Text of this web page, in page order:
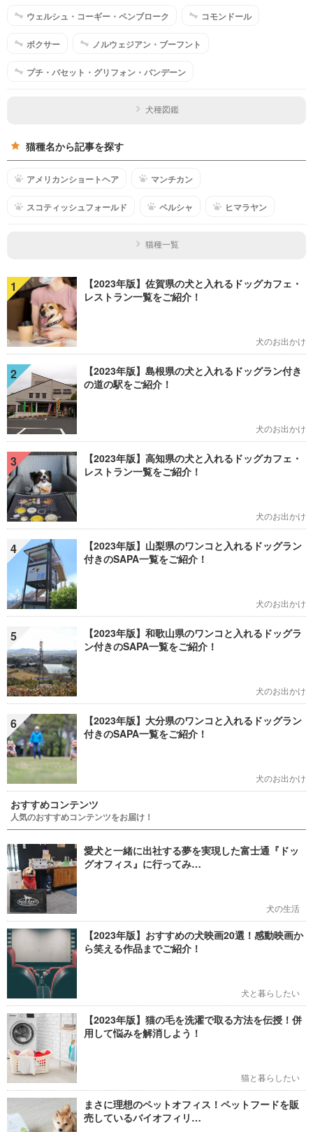
ウェルシュ・コーギー・ペンブローク コモンドール
ボクサー ノルウェジアン・ブーフント
プチ・バセット・グリフォン・バンデーン
犬種図鑑
猫種名から記事を探す
アメリカンショートヘア マンチカン
スコティッシュフォールド ペルシャ ヒマラヤン
猫種一覧
1
【2023年版】佐賀県の犬と入れるドッグカフェ・
レストラン一覧をご紹介！
犬のお出かけ
2
【2023年版】島根県の犬と入れるドッグラン付き
の道の駅をご紹介！
犬のお出かけ
3
【2023年版】高知県の犬と入れるドッグカフェ・
レストラン一覧をご紹介！
犬のお出かけ
4
【2023年版】山梨県のワンコと入れるドッグラン
付きのSAPA一覧をご紹介！
犬のお出かけ
5
【2023年版】和歌山県のワンコと入れるドッグラ
ン付きのSAPA一覧をご紹介！
犬のお出かけ
6
【2023年版】大分県のワンコと入れるドッグラン
付きのSAPA一覧をご紹介！
犬のお出かけ
おすすめコンテンツ
人気のおすすめコンテンツをお届け！
愛犬と一緒に出社する夢を実現した富士通『ドッ
グオフィス』に行ってみ…
犬の生活
【2023年版】おすすめの犬映画20選！感動映画か
ら笑える作品までご紹介！
犬と暮らしたい
【2023年版】猫の毛を洗濯で取る方法を伝授！併
用して悩みを解消しよう！
猫と暮らしたい
まさに理想のペットオフィス！ペットフードを販
売しているバイオフィリ…